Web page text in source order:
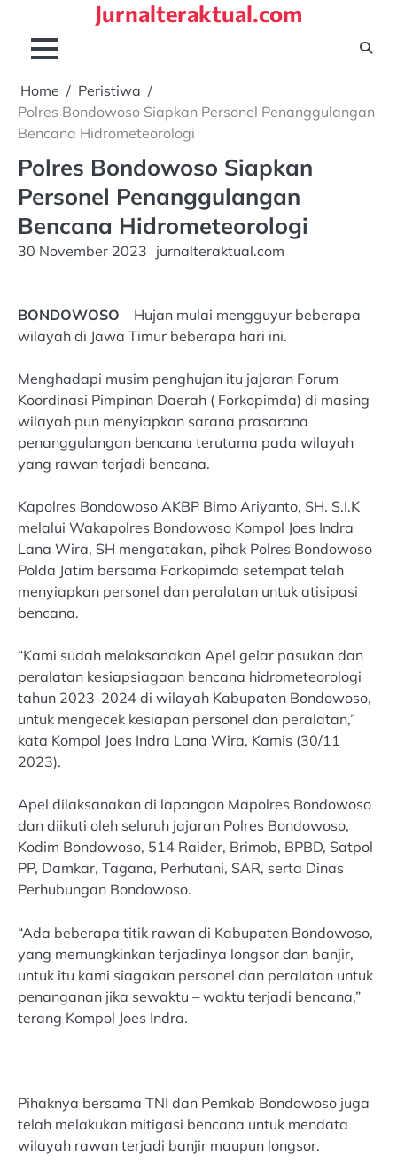
content
Jurnalteraktual.com
Home
Peristiwa
Polres Bondowoso Siapkan Personel Penanggulangan
Bencana Hidrometeorologi
Polres Bondowoso Siapkan
Personel Penanggulangan
Bencana Hidrometeorologi
30 November 2023 jurnalteraktual.com
BONDOWOSO – Hujan mulai mengguyur beberapa
wilayah di Jawa Timur beberapa hari ini.
Menghadapi musim penghujan itu jajaran Forum
Koordinasi Pimpinan Daerah ( Forkopimda) di masing
wilayah pun menyiapkan sarana prasarana
penanggulangan bencana terutama pada wilayah
yang rawan terjadi bencana.
Kapolres Bondowoso AKBP Bimo Ariyanto, SH. S.I.K
melalui Wakapolres Bondowoso Kompol Joes Indra
Lana Wira, SH mengatakan, pihak Polres Bondowoso
Polda Jatim bersama Forkopimda setempat telah
menyiapkan personel dan peralatan untuk atisipasi
bencana.
“Kami sudah melaksanakan Apel gelar pasukan dan
peralatan kesiapsiagaan bencana hidrometeorologi
tahun 2023-2024 di wilayah Kabupaten Bondowoso,
untuk mengecek kesiapan personel dan peralatan,”
kata Kompol Joes Indra Lana Wira, Kamis (30/11
2023).
Apel dilaksanakan di lapangan Mapolres Bondowoso
dan diikuti oleh seluruh jajaran Polres Bondowoso,
Kodim Bondowoso, 514 Raider, Brimob, BPBD, Satpol
PP, Damkar, Tagana, Perhutani, SAR, serta Dinas
Perhubungan Bondowoso.
“Ada beberapa titik rawan di Kabupaten Bondowoso,
yang memungkinkan terjadinya longsor dan banjir,
untuk itu kami siagakan personel dan peralatan untuk
penanganan jika sewaktu – waktu terjadi bencana,”
terang Kompol Joes Indra.
Pihaknya bersama TNI dan Pemkab Bondowoso juga
telah melakukan mitigasi bencana untuk mendata
wilayah rawan terjadi banjir maupun longsor.